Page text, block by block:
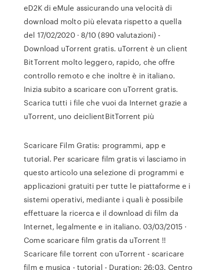
eD2K di eMule assicurando una velocità di
download molto più elevata rispetto a quella
del 17/02/2020 · 8/10 (890 valutazioni) -
Download uTorrent gratis. uTorrent è un client
BitTorrent molto leggero, rapido, che offre
controllo remoto e che inoltre è in italiano.
Inizia subito a scaricare con uTorrent gratis.
Scarica tutti i file che vuoi da Internet grazie a
uTorrent, uno deiclientBitTorrent più
Scaricare Film Gratis: programmi, app e
tutorial. Per scaricare film gratis vi lasciamo in
questo articolo una selezione di programmi e
applicazioni gratuiti per tutte le piattaforme e i
sistemi operativi, mediante i quali è possibile
effettuare la ricerca e il download di film da
Internet, legalmente e in italiano. 03/03/2015 ·
Come scaricare film gratis da uTorrent !!
Scaricare file torrent con uTorrent - scaricare
film e musica - tutorial - Duration: 26:03. Centro